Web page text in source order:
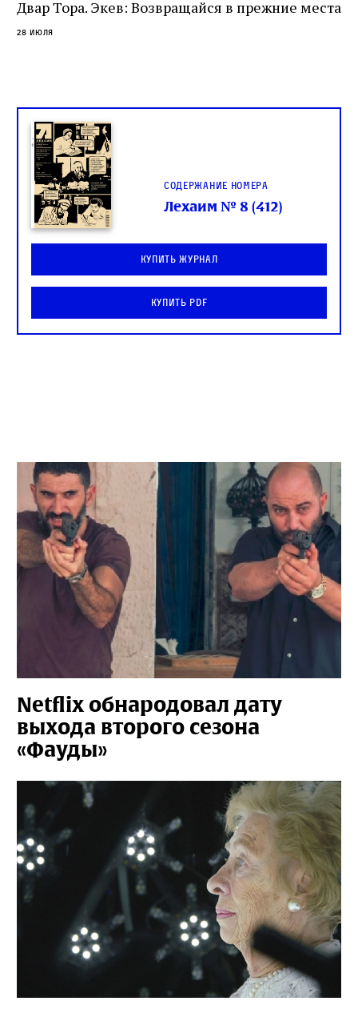
слово в переводе Библии
Двар Тора. Экев: Возвращайся в прежние места
28 июля
Содержание номера
Лехаим № 8 (412)
Купить журнал
Купить PDF
Netflix обнародовал дату
выхода второго сезона
«Фауды»